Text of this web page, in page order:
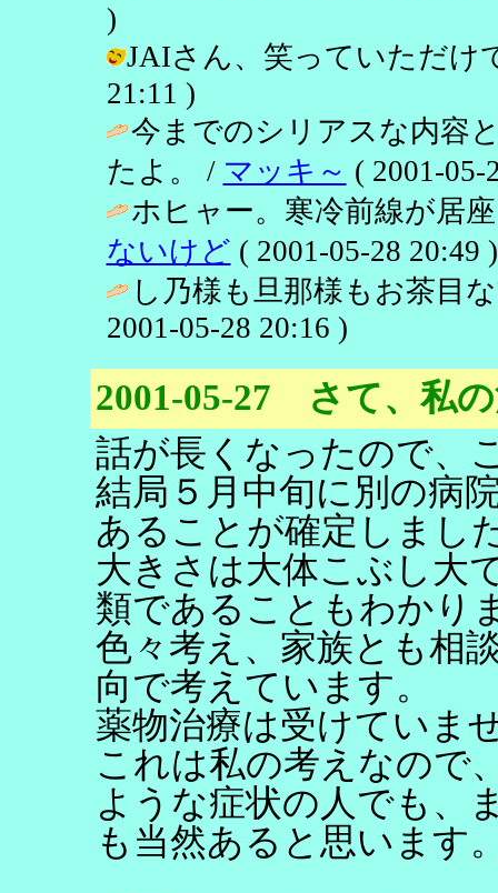
)
JAIさん、笑っていただけ
21:11 )
今までのシリアスな内容
たよ。 / マッキ～ ( 2001-05-
ホヒャー。寒冷前線が居
ないけど ( 2001-05-28 20:49 )
し乃様も旦那様もお茶目
2001-05-28 20:16 )
2001-05-27 さて、私
話が長くなったので、
結局５月中旬に別の病
あることが確定しまし
大きさは大体こぶし大
類であることもわかり
色々考え、家族とも相
向で考えています。
薬物治療は受けていま
これは私の考えなので
ような症状の人でも、
も当然あると思います